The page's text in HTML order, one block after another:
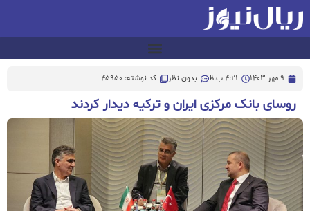
9 مهر 1403 4:21 ب.ظ بدون نظر کد نوشته: 45950
روسای بانک مرکزی ایران و ترکیه دیدار کردند